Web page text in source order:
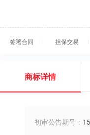
签署合同 担保交易
商标详情
初审公告期号：